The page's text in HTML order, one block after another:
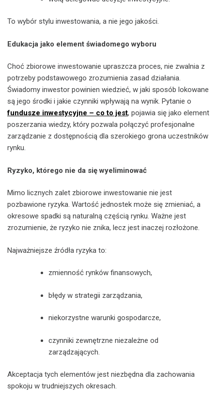
To wybór stylu inwestowania, a nie jego jakości.
Edukacja jako element świadomego wyboru
Choć zbiorowe inwestowanie upraszcza proces, nie zwalnia z
potrzeby podstawowego zrozumienia zasad działania.
Świadomy inwestor powinien wiedzieć, w jaki sposób lokowane
są jego środki i jakie czynniki wpływają na wynik. Pytanie o
fundusze inwestycyjne – co to jest, pojawia się jako element
poszerzania wiedzy, który pozwala połączyć profesjonalne
zarządzanie z dostępnością dla szerokiego grona uczestników
rynku.
Ryzyko, którego nie da się wyeliminować
Mimo licznych zalet zbiorowe inwestowanie nie jest
pozbawione ryzyka. Wartość jednostek może się zmieniać, a
okresowe spadki są naturalną częścią rynku. Ważne jest
zrozumienie, że ryzyko nie znika, lecz jest inaczej rozłożone.
Najważniejsze źródła ryzyka to:
zmienność rynków finansowych,
błędy w strategii zarządzania,
niekorzystne warunki gospodarcze,
czynniki zewnętrzne niezależne od
zarządzających.
Akceptacja tych elementów jest niezbędna dla zachowania
spokoju w trudniejszych okresach.